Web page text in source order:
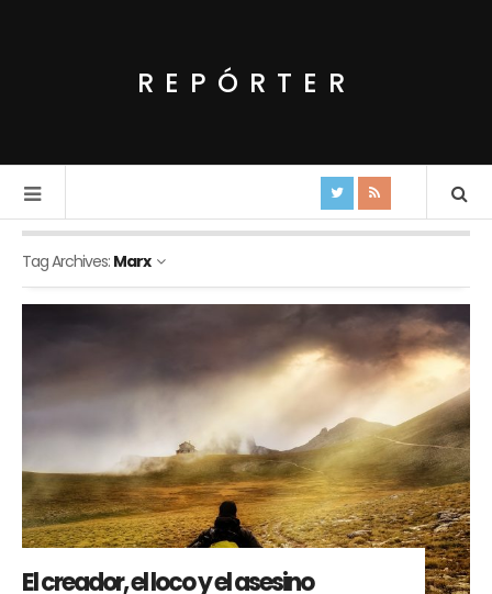
REPÓRTER
Tag Archives: Marx
El creador, el loco y el asesino